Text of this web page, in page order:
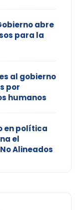
abre
para la
al gobierno
por
humanos
en política
el
Alineados